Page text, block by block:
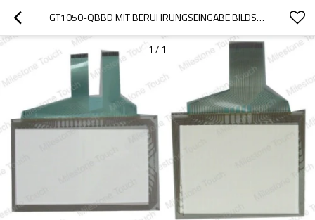
GT1050-QBBD MIT BERÜHRUNGSEINGABE BILDSCHIRM /TOUCHSCREEN GT1050-QBBD
1 / 1